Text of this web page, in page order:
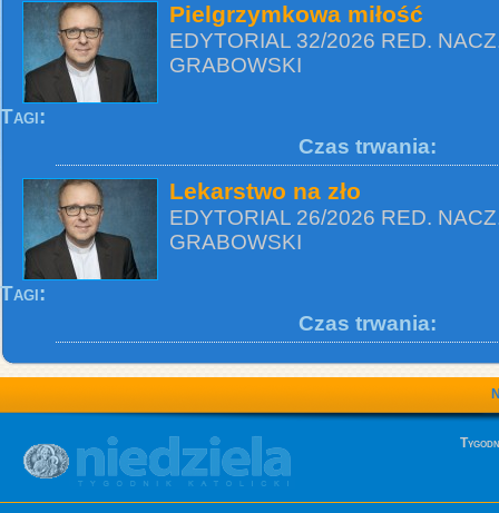
Pielgrzymkowa miłość
EDYTORIAL 32/2026 RED.
GRABOWSKI
Tagi:
Czas trwania:
Lekarstwo na zło
EDYTORIAL 26/2026 RED.
GRABOWSKI
Tagi:
Czas trwania: